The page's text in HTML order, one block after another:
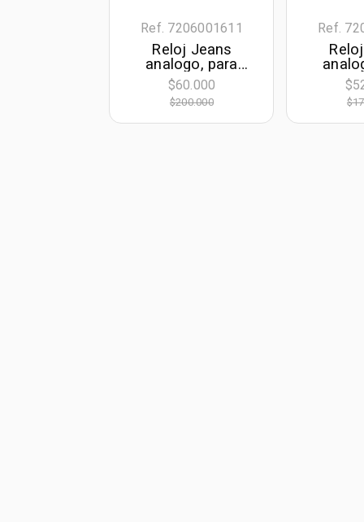
Ref. 7206001611
Reloj Jeans
analogo, para
Dama, tablero
redondo color gris,
estilo index, pulso
cuero sintetico
$60.000
$200.000
Ref.
verde,